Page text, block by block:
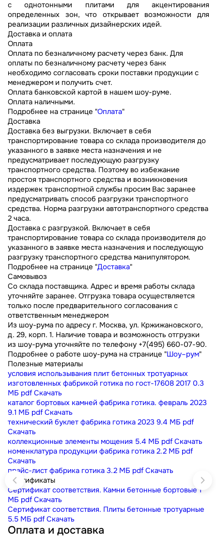
с однотонными плитами для акцентирования
определенных зон, что открывает возможности для
реализации различных дизайнерских идей.
Доставка и оплата
Оплата
Оплата по безналичному расчету через банк. Для
оплаты по безналичному расчету через банк
необходимо согласовать сроки поставки продукции с
менеджером и получить счет.
Оплата банковской картой в нашем шоу-руме.
Оплата наличными.
Подробнее на странице "Оплата"
Доставка
Доставка без выгрузки. Включает в себя
транспортирование товара со склада производителя до
указанного в заявке места назначения и не
предусматривает последующую разгрузку
транспортного средства. Поэтому во избежание
простоя транспортного средства и возникновения
издержек транспортной службы просим Вас заранее
предусматривать способ разгрузки транспортного
средства. Норма разгрузки автотранспортного средства
2 часа.
Доставка с разгрузкой. Включает в себя
транспортирование товара со склада производителя до
указанного в заявке места назначения и последующую
разгрузку транспортного средства манипулятором.
Подробнее на странице "Доставка"
Самовывоз
Со склада поставщика. Адрес и время работы склада
уточняйте заранее. Отгрузка товара осуществляется
только после предварительного согласования с
ответственным менеджером
Из шоу-рума по адресу г. Москва, ул. Кржижановского,
д. 29, корп. 1. Наличие товара и возможность отгрузки
из шоу-рума уточняйте по телефону +7(495) 660-07-90.
Подробнее о работе шоу-рума на странице "Шоу–рум"
Полезные материалы
условия использывания плит бетонных тротуарных
изготовленных фабрикой готика по гост-17608 2017 0.3
МБ pdf Скачать
каталог бортовых камней фабрика готика. февраль 2023
9.1 МБ pdf Скачать
технический буклет фабрика готика 2023 9.4 МБ pdf
Скачать
коллекционные элементы мощения 5.4 МБ pdf Скачать
номенклатура продукции фабрика готика 2.2 МБ pdf
Скачать
прайс-лист фабрика готика 3.2 МБ pdf Скачать
Сертификаты
Сертификат соответствия. Камни бетонные бортовые 1
МБ pdf Скачать
Сертификат соответствия. Плиты бетонные тротуарные
5.5 МБ pdf Скачать
Оплата и доставка